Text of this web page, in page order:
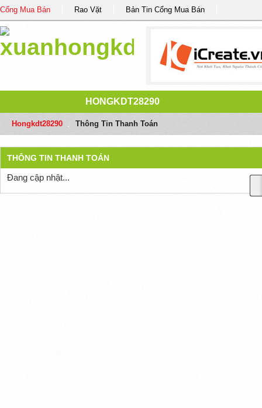
Cổng Mua Bán Rao Vặt Bản Tin Cổng Mua Bán
HONGKDT28290
Hongkdt28290 Thông Tin Thanh Toán
THÔNG TIN THANH TOÁN
Đang cập nhật...